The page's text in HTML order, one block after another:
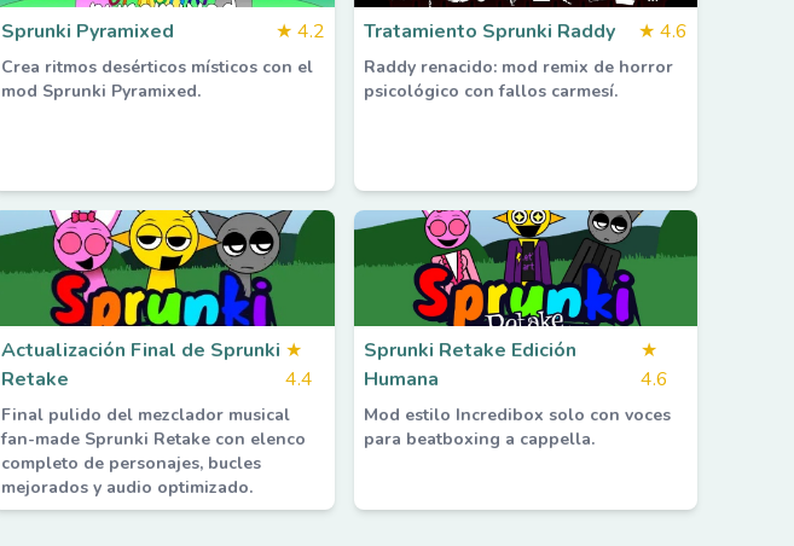
Sprunki Pyramixed ★ 4.2
Crea ritmos desérticos místicos con el
mod Sprunki Pyramixed.
Tratamiento Sprunki Raddy ★ 4.6
Raddy renacido: mod remix de horror
psicológico con fallos carmesí.
Actualización Final de Sprunki
Retake
★
4.4
Final pulido del mezclador musical
fan-made Sprunki Retake con elenco
completo de personajes, bucles
mejorados y audio optimizado.
Sprunki Retake Edición
Humana
★
4.6
Mod estilo Incredibox solo con voces
para beatboxing a cappella.